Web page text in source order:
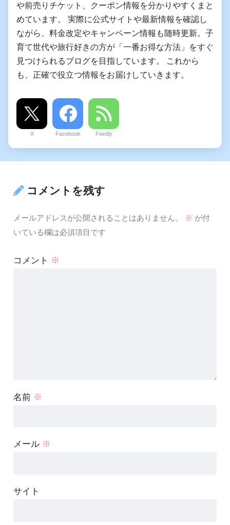
や前売りチケット、クーポン情報を分かりやすくまと
めています。 実際に公式サイトや最新情報を確認し
ながら、料金改定やキャンペーン情報も随時更新。子
育て世代や旅行好きの方が「一番お得な方法」をすぐ
見つけられるブログを目指しています。 これから
も、正確で役立つ情報をお届けしていきます。
X Facebook Feedly
コメントを残す
メールアドレスが公開されることはありません。 ※ が付
いている欄は必須項目です
コメント ※
名前 ※
メール ※
サイト